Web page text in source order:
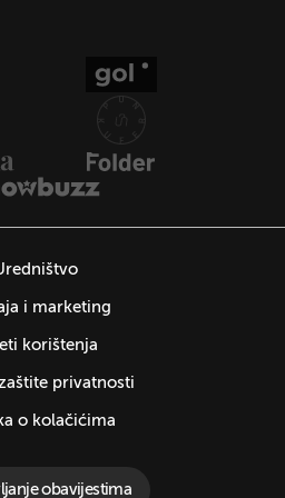
i marketing
korištenja
privatnosti
o kolačićima
obavijestima